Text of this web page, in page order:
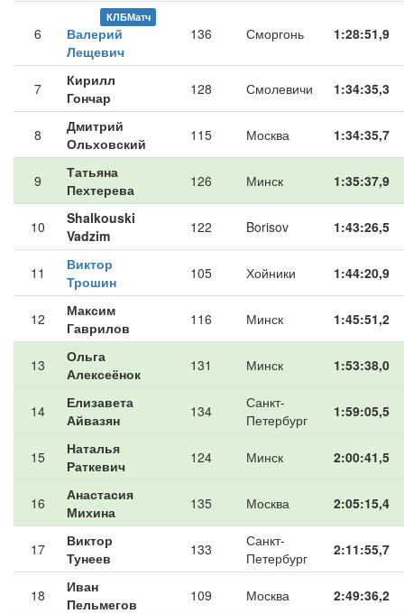
6
КЛБМатч
Валерий
Лещевич
136 Сморгонь 1:28:51,9
7
Кирилл
Гончар
128 Смолевичи 1:34:35,3
8
Дмитрий
Ольховский
115 Москва 1:34:35,7
9
Татьяна
Пехтерева
126 Минск 1:35:37,9
10
Shalkouski
Vadzim
122 Borisov 1:43:26,5
11
Виктор
Трошин
105 Хойники 1:44:20,9
12
Максим
Гаврилов
116 Минск 1:45:51,2
13
Ольга
Алексеёнок
131 Минск 1:53:38,0
14
Елизавета
Айвазян
134
Санкт-
Петербург
1:59:05,5
15
Наталья
Раткевич
124 Минск 2:00:41,5
16
Анастасия
Михина
135 Москва 2:05:15,4
17
Виктор
Тунеев
133
Санкт-
Петербург
2:11:55,7
18
Иван
Пельмегов
109 Москва 2:49:36,2